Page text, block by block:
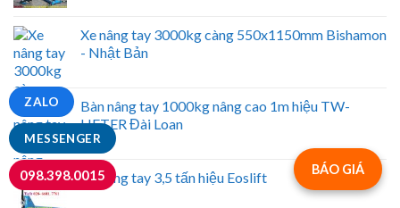
MESSENGER
ZALO
098.398.0015
Xe nâng tay 3000kg càng 550x1150mm Bishamon
- Nhật Bản
Bàn nâng tay 1000kg nâng cao 1m hiệu TW-
LIFTER Đài Loan
Xe nâng tay 3,5 tấn hiệu Eoslift BÁO GIÁ